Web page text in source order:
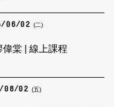
06/02 (二)
偉棠 | 線上課程
08/02 (五)